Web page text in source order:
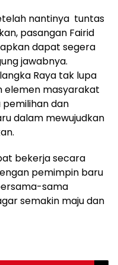
nantinya tuntas
pasangan Fairid
dapat segera
jawabnya.
Raya tak lupa
elemen masyarakat
dan
dalam mewujudkan
bekerja secara
pemimpin baru
sama
semakin maju dan